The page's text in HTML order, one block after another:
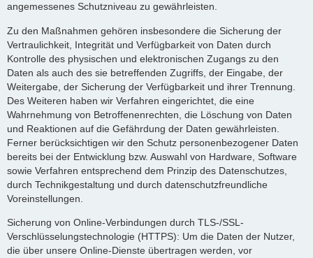
angemessenes Schutzniveau zu gewährleisten.
Zu den Maßnahmen gehören insbesondere die Sicherung der
Vertraulichkeit, Integrität und Verfügbarkeit von Daten durch
Kontrolle des physischen und elektronischen Zugangs zu den
Daten als auch des sie betreffenden Zugriffs, der Eingabe, der
Weitergabe, der Sicherung der Verfügbarkeit und ihrer Trennung.
Des Weiteren haben wir Verfahren eingerichtet, die eine
Wahrnehmung von Betroffenenrechten, die Löschung von Daten
und Reaktionen auf die Gefährdung der Daten gewährleisten.
Ferner berücksichtigen wir den Schutz personenbezogener Daten
bereits bei der Entwicklung bzw. Auswahl von Hardware, Software
sowie Verfahren entsprechend dem Prinzip des Datenschutzes,
durch Technikgestaltung und durch datenschutzfreundliche
Voreinstellungen.
Sicherung von Online-Verbindungen durch TLS-/SSL-
Verschlüsselungstechnologie (HTTPS): Um die Daten der Nutzer,
die über unsere Online-Dienste übertragen werden, vor